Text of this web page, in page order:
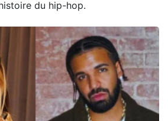
du hip-hop.